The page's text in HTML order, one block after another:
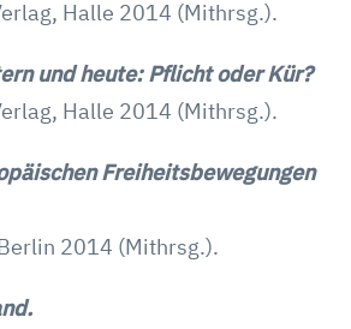
Halle 2014 (Mithrsg.).
und heute: Pflicht oder Kür?
Halle 2014 (Mithrsg.).
Freiheitsbewegungen
2014 (Mithrsg.).